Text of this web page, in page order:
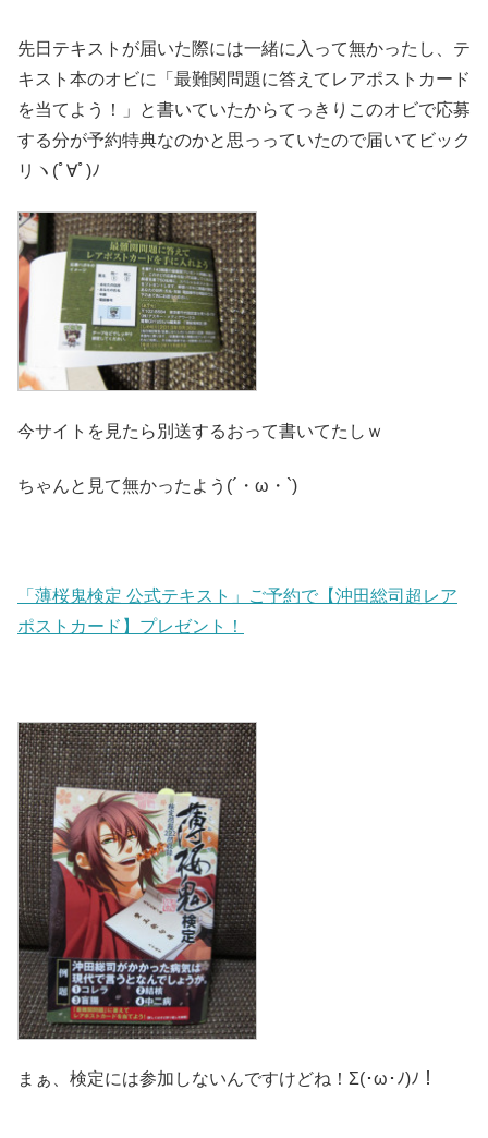
先日テキストが届いた際には一緒に入って無かったし、テ
キスト本のオビに「最難関問題に答えてレアポストカード
を当てよう！」と書いていたからてっきりこのオビで応募
する分が予約特典なのかと思っっていたので届いてビック
リヽ(ﾟ∀ﾟ)ﾉ
今サイトを見たら別送するおって書いてたしｗ
ちゃんと見て無かったよう(´・ω・`)
「薄桜鬼検定 公式テキスト」ご予約で【沖田総司超レア
ポストカード】プレゼント！
まぁ、検定には参加しないんですけどね！Σ(･ω･ﾉ)ﾉ！